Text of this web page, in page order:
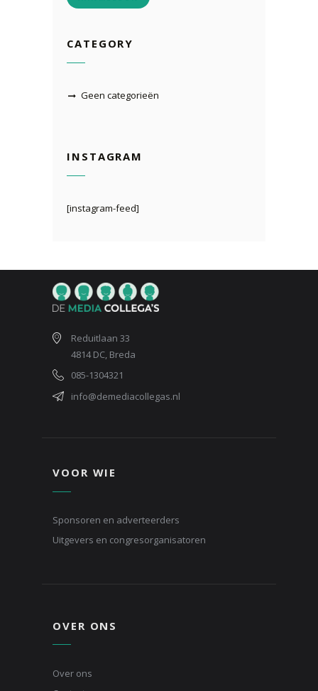
CATEGORY
Geen categorieën
INSTAGRAM
[instagram-feed]
Reduitlaan 33
4814 DC, Breda
085-1304321
info@demediacollegas.nl
VOOR WIE
Sponsoren en adverteerders
Uitgevers en congresorganisatoren
OVER ONS
Over ons